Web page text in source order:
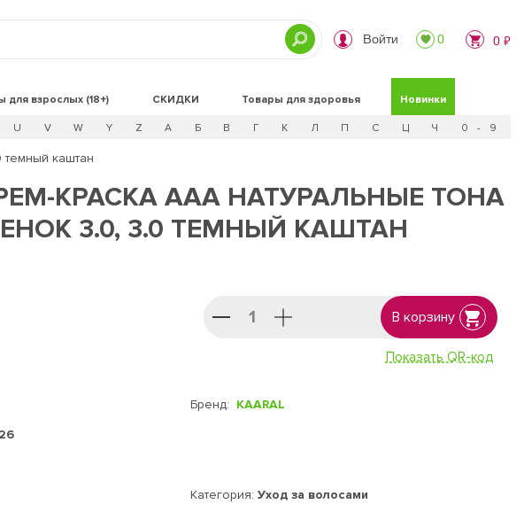
Войти 0 0 ₽
для взрослых (18+) СКИДКИ Новинки
Товары для здоровья
U V W Y Z А Б В Г К Л П С Ц Ч 0 - 9
темный каштан
КРАСКА AAA НАТУРАЛЬНЫЕ ТОНА
3.0, 3.0 ТЕМНЫЙ КАШТАН
В корзину
Показать QR-код
Бренд: KAARAL
Категория: Уход за волосами